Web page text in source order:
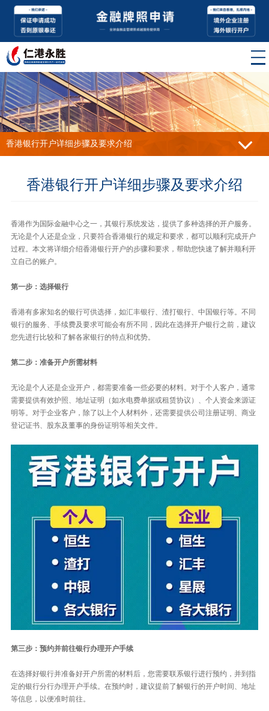
香港银行开户详细步骤及要求介绍
香港银行开户详细步骤及要求介绍
香港作为国际金融中心之一，其银行系统发达，提供了多种选择的开户服务。
无论是个人还是企业，只要符合香港银行的规定和要求，都可以顺利完成开户
过程。本文将详细介绍香港银行开户的步骤和要求，帮助您快速了解并顺利开
立自己的账户。
第一步：选择银行
香港有多家知名的银行可供选择，如汇丰银行、渣打银行、中国银行等。不同
银行的服务、手续费及要求可能会有所不同，因此在选择开户银行之前，建议
您先进行比较和了解各家银行的特点和优势。
第二步：准备开户所需材料
无论是个人还是企业开户，都需要准备一些必要的材料。对于个人客户，通常
需要提供有效护照、地址证明（如水电费单据或租赁协议）、个人资金来源证
明等。对于企业客户，除了以上个人材料外，还需要提供公司注册证明、商业
登记证书、股东及董事的身份证明等相关文件。
第三步：预约并前往银行办理开户手续
在选择好银行并准备好开户所需的材料后，您需要联系银行进行预约，并到指
定的银行分行办理开户手续。在预约时，建议提前了解银行的开户时间、地址
等信息，以便准时前往。